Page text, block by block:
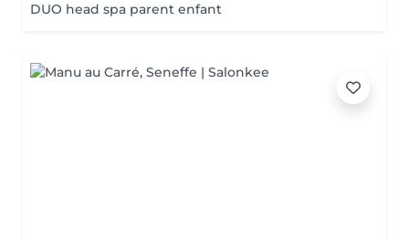
DUO head spa parent enfant